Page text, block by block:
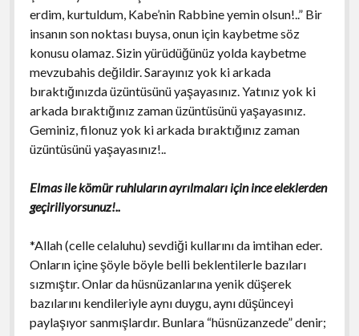
erdim, kurtuldum, Kabe’nin Rabbine yemin olsun!..” Bir
insanın son noktası buysa, onun için kaybetme söz
konusu olamaz. Sizin yürüdüğünüz yolda kaybetme
mevzubahis değildir. Sarayınız yok ki arkada
bıraktığınızda üzüntüsünü yaşayasınız. Yatınız yok ki
arkada bıraktığınız zaman üzüntüsünü yaşayasınız.
Geminiz, filonuz yok ki arkada bıraktığınız zaman
üzüntüsünü yaşayasınız!..
Elmas ile kömür ruhluların ayrılmaları için ince eleklerden
geçiriliyorsunuz!..
*Allah (celle celaluhu) sevdiği kullarını da imtihan eder.
Onların içine şöyle böyle belli beklentilerle bazıları
sızmıştır. Onlar da hüsnüzanlarına yenik düşerek
bazılarını kendileriyle aynı duygu, aynı düşünceyi
paylaşıyor sanmışlardır. Bunlara “hüsnüzanzede” denir;